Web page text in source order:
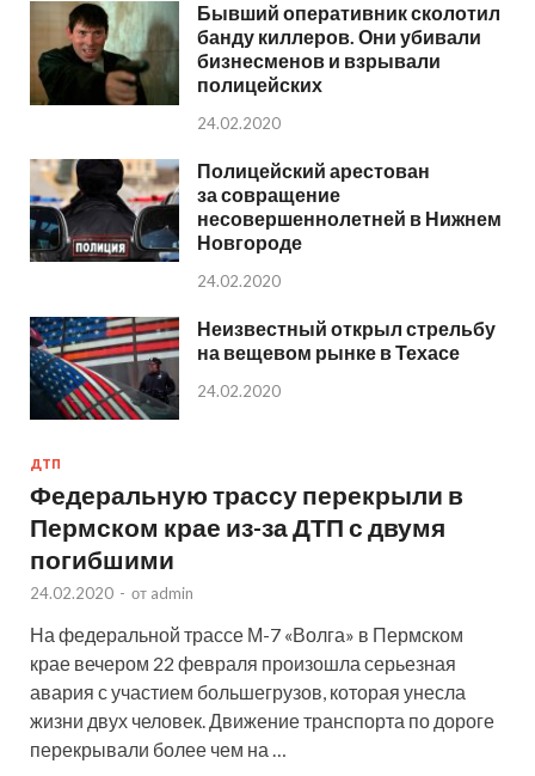
Бывший оперативник сколотил
банду киллеров. Они убивали
бизнесменов и взрывали
полицейских
24.02.2020
Полицейский арестован
за совращение
несовершеннолетней в Нижнем
Новгороде
24.02.2020
Неизвестный открыл стрельбу
на вещевом рынке в Техасе
24.02.2020
ДТП
Федеральную трассу перекрыли в
Пермском крае из-за ДТП с двумя
погибшими
24.02.2020 - от admin
На федеральной трассе М-7 «Волга» в Пермском
крае вечером 22 февраля произошла серьезная
авария с участием большегрузов, которая унесла
жизни двух человек. Движение транспорта по дороге
перекрывали более чем на …